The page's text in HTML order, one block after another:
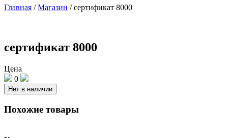
Главная /Магазин /сертификат 8000
сертификат 8000
Цена
0
Нет в наличии
Похожие товары